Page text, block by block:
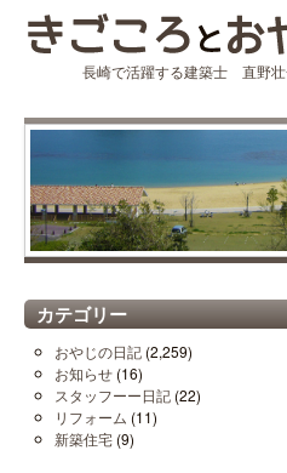
長崎で活躍する建築士 直野
カテゴリー
おやじの日記 (2,259)
お知らせ (16)
スタッフーー日記 (22)
リフォーム (11)
新築住宅 (9)